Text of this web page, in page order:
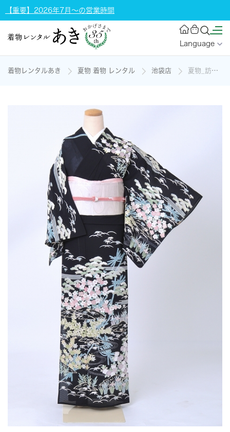
【重要】2026年7月～の営業時間
Language
着物レンタルあき 夏物 着物 レンタル 池袋店 夏物_訪問着の着物レンタル